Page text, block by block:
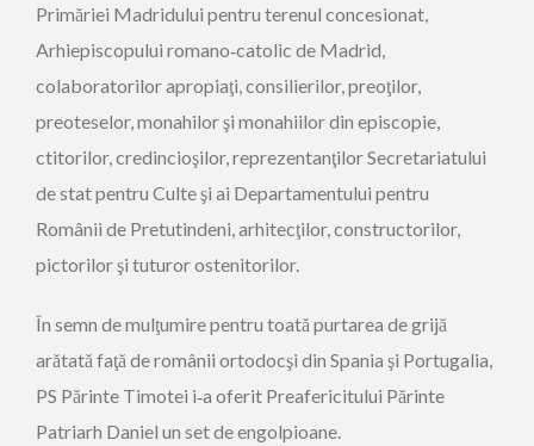
Primăriei Madridului pentru terenul concesionat,
Arhiepiscopului romano‑catolic de Madrid,
colaboratorilor apropiaţi, consilierilor, preoţilor,
preoteselor, monahilor şi monahiilor din episcopie,
ctitorilor, credincioşilor, reprezentanţilor Secretariatului
de stat pentru Culte şi ai Departamentului pentru
Românii de Pretutindeni, arhitecţilor, constructorilor,
pictorilor şi tuturor ostenitorilor.
În semn de mulţumire pentru toată purtarea de grijă
arătată faţă de românii ortodocşi din Spania şi Portugalia,
PS Părinte Timotei i‑a oferit Preafericitului Părinte
Patriarh Daniel un set de engolpioane.